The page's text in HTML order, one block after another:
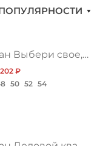
Сарафан Выбери свое, лайт хит
202 ₽
50 52 54